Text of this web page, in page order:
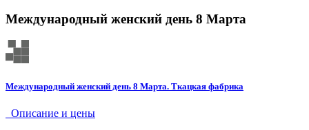
Международный женский день 8 Марта
Международный женский день 8 Марта. Ткацкая фабрика
Описание и цены